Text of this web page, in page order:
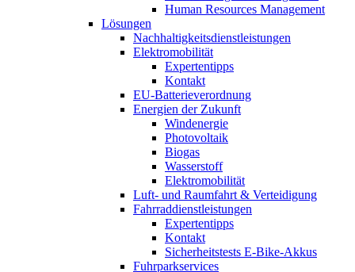
Human Resources Management
Lösungen
Nachhaltigkeitsdienstleistungen
Elektromobilität
Expertentipps
Kontakt
EU-Batterieverordnung
Energien der Zukunft
Windenergie
Photovoltaik
Biogas
Wasserstoff
Elektromobilität
Luft- und Raumfahrt & Verteidigung
Fahrraddienstleistungen
Expertentipps
Kontakt
Sicherheitstests E-Bike-Akkus
Fuhrparkservices